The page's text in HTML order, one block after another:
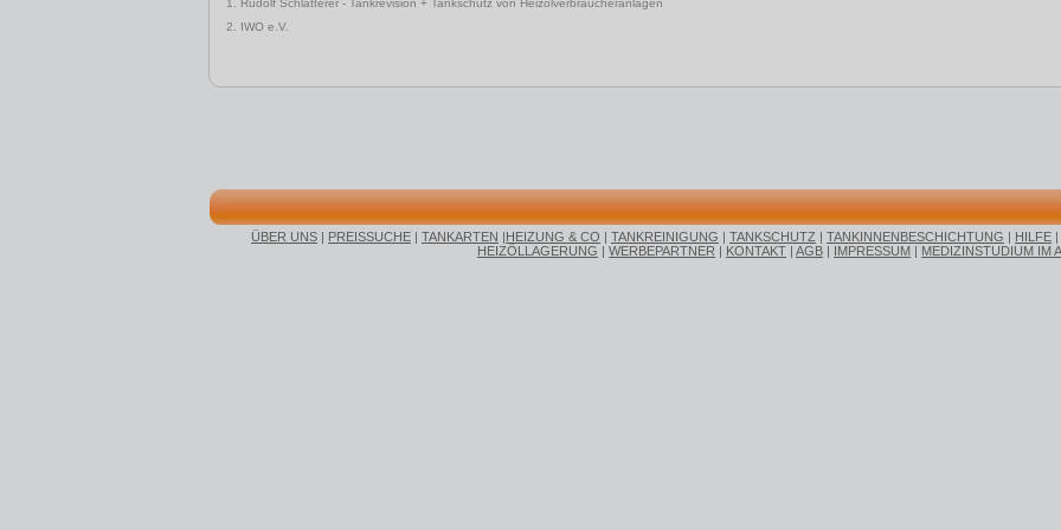
1. Rudolf Schlatterer - Tankrevision + Tankschutz von Heizölverbraucheranlagen
2. IWO e.V.
ÜBER UNS | PREISSUCHE | TANKARTEN |HEIZUNG & CO | TANKREINIGUNG | TANKSCHUTZ | TANKINNENBESCHICHTUNG | HILFE |
HEIZÖLLAGERUNG | WERBEPARTNER | KONTAKT | AGB | IMPRESSUM | MEDIZINSTUDIUM IM